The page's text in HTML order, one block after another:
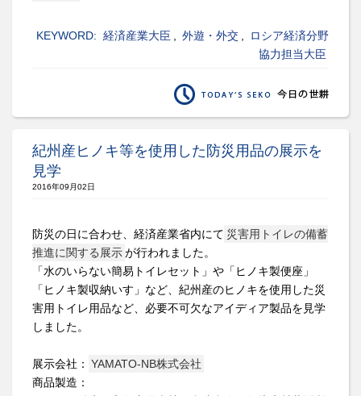
KEYWORD: 経済産業大臣 外遊・外交
ロシア経済分野
協力担当大臣
紀州産ヒノキ等を使用した防災用品の展示を
見学
2016年09月02日
防災の日に合わせ、経済産業省内にて 災害用トイレの備蓄
推進に関する展示が行われました。
「水のいらない簡易トイレセット」や「ヒノキ製便座」
「ヒノキ製収納いす」など、紀州産のヒノキを使用した災
害用トイレ用品など、必要不可欠なアイディア製品を見学
しました。
展示会社： YAMATO-NB株式会社
商品製造：